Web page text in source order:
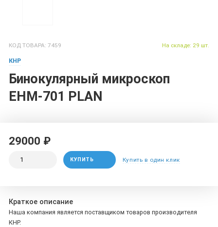
КОД ТОВАРА: 7459
КНР
Бинокулярный микроскоп
EHM-701 PLAN
На складе: 29 шт.
29000 ₽
КУПИТЬ Купить в один клик
Краткое описание
Наша компания является поставщиком товаров производителя
КНР.